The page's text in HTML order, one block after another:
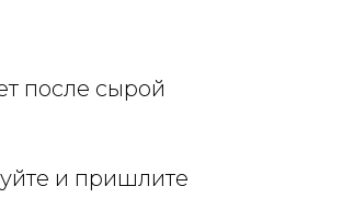
после сырой
и пришлите